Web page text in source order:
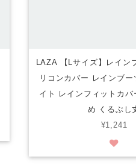
LAZA 【Lサイズ】レイン
リコンカバー レインブー
イト レインフィットカバ
め くるぶし
¥1,241